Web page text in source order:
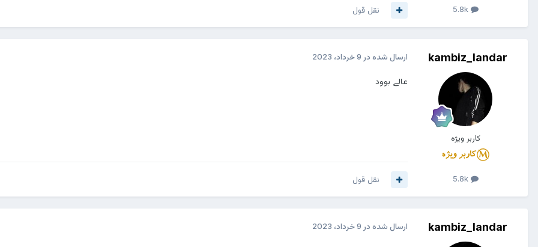
5.8k نقل قول
kambiz_landar
کاربر ویژه
5.8k
ارسال شده در 9 خرداد، 2023
عالے بوود
نقل قول
kambiz_landar ارسال شده در 9 خرداد، 2023